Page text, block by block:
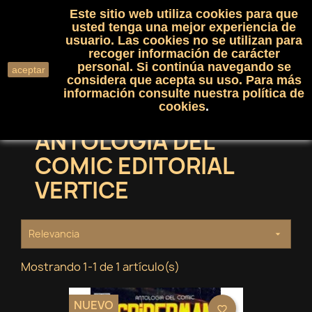
shopping_cart(0)

search
ANTOLOGIA DEL
COMIC EDITORIAL
VERTICE
Relevancia 
Mostrando 1-1 de 1 artículo(s)
NUEVO favorite_border
aceptar
Este sitio web utiliza cookies para que
usted tenga una mejor experiencia de
usuario. Las cookies no se utilizan para
recoger información de carácter
personal. Si continúa navegando se
considera que acepta su uso. Para más
información consulte nuestra política de
cookies.